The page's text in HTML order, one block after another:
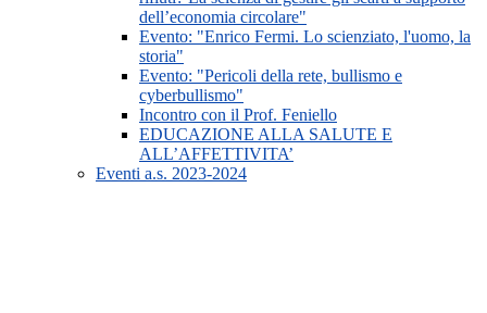
dell’economia circolare"
Evento: "Enrico Fermi. Lo scienziato, l'uomo, la
storia"
Evento: "Pericoli della rete, bullismo e
cyberbullismo"
Incontro con il Prof. Feniello
EDUCAZIONE ALLA SALUTE E
ALL’AFFETTIVITA’
Eventi a.s. 2023-2024